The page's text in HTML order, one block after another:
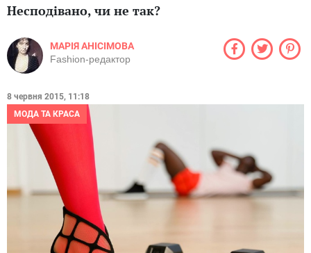
Несподівано, чи не так?
МАРІЯ АНІСІМОВА
Fashion-редактор
8 червня 2015, 11:18
МОДА ТА КРАСА